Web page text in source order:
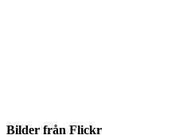
Bilder från Flickr